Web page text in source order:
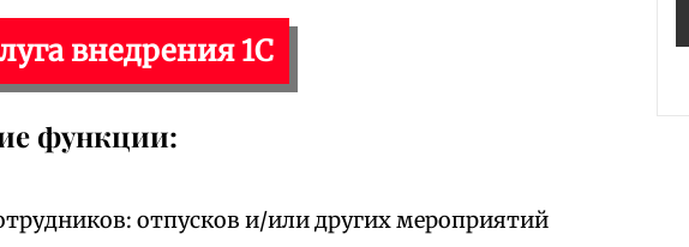
внедрения 1С
функции:
отпусков и/или других мероприятий